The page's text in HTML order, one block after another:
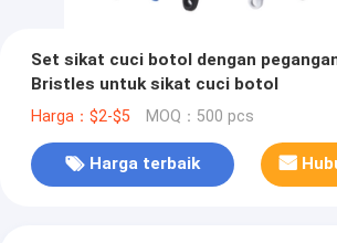
Set sikat cuci botol dengan
Bristles untuk sikat cuci botol
Harga：$2-$5 MOQ：500 pcs
Harga terbaik